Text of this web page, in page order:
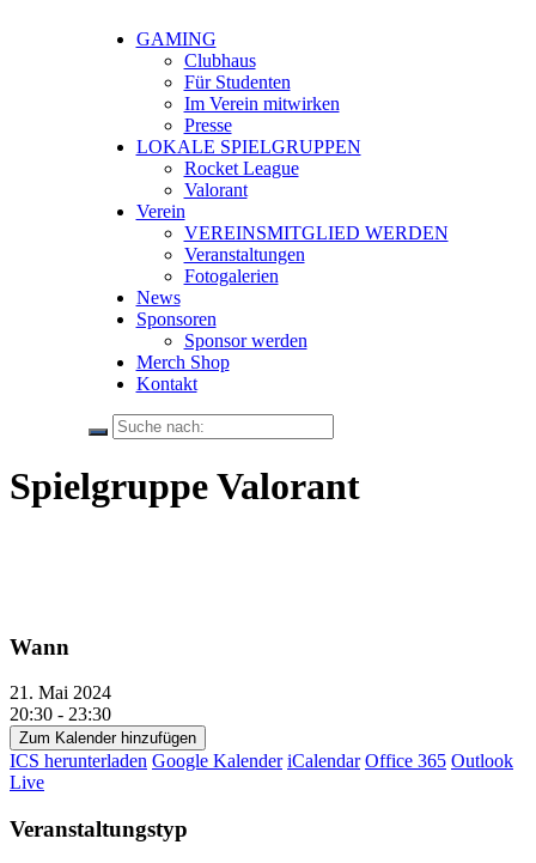
GAMING
Clubhaus
Für Studenten
Im Verein mitwirken
Presse
LOKALE SPIELGRUPPEN
Rocket League
Valorant
Verein
VEREINSMITGLIED WERDEN
Veranstaltungen
Fotogalerien
News
Sponsoren
Sponsor werden
Merch Shop
Kontakt
Spielgruppe Valorant
Wann
21. Mai 2024
20:30 - 23:30
Zum Kalender hinzufügen
ICS herunterladen Google Kalender iCalendar Office 365 Outlook
Live
Veranstaltungstyp